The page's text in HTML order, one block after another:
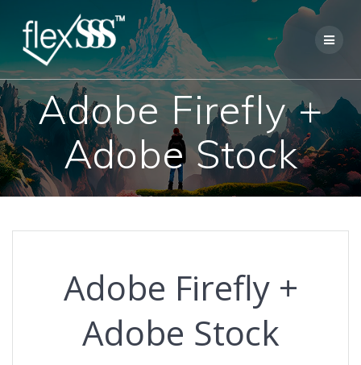
to
content
Adobe Firefly +
Adobe Stock
Adobe Firefly +
Adobe Stock